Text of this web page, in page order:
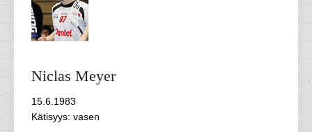
Niclas Meyer
15.6.1983
Kätisyys: vasen